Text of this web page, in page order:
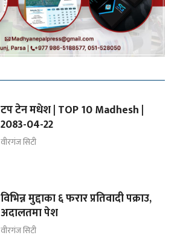
टप टेन मधेश | TOP 10 Madhesh |
2083-04-22
वीरगंज सिटी
विभिन्न मुद्दाका ६ फरार प्रतिवादी पक्राउ,
अदालतमा पेश
वीरगंज सिटी